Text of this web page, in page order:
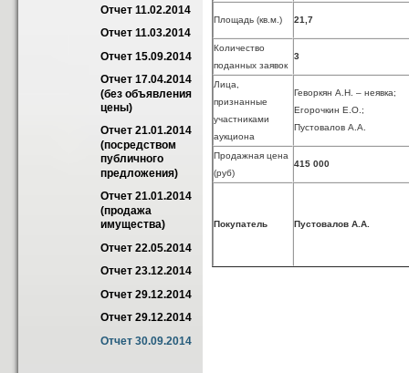
Отчет 11.02.2014
Отчет 11.03.2014
Отчет 15.09.2014
Отчет 17.04.2014
(без объявления
цены)
Отчет 21.01.2014
(посредством
публичного
предложения)
Отчет 21.01.2014
(продажа
имущества)
Отчет 22.05.2014
Отчет 23.12.2014
Отчет 29.12.2014
Отчет 29.12.2014
Отчет 30.09.2014
Площадь (кв.м.) 21,7
Количество
поданных заявок
3
Лица,
признанные
участниками
аукциона
Геворкян А.Н. – неявка;
Егорочкин Е.О.;
Пустовалов А.А.
Продажная цена
(руб)
415 000
Покупатель Пустовалов А.А.